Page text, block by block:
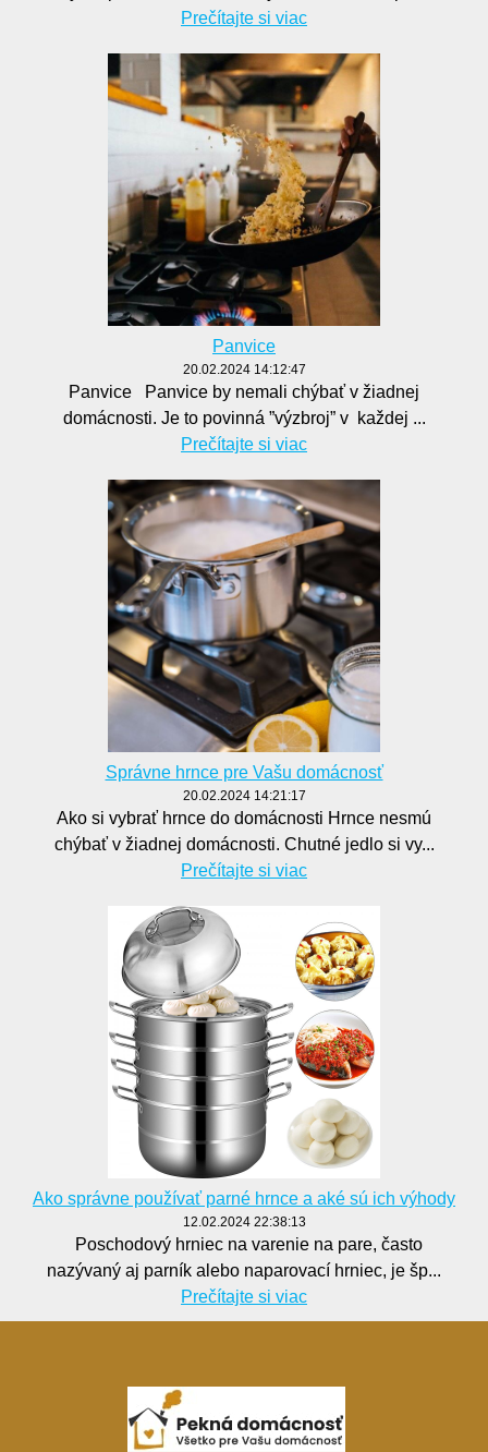
Prečítajte si viac
Panvice
20.02.2024 14:12:47
Panvice Panvice by nemali chýbať v žiadnej
domácnosti. Je to povinná ”výzbroj” v každej ...
Prečítajte si viac
Správne hrnce pre Vašu domácnosť
20.02.2024 14:21:17
Ako si vybrať hrnce do domácnosti Hrnce nesmú
chýbať v žiadnej domácnosti. Chutné jedlo si vy...
Prečítajte si viac
Ako správne používať parné hrnce a aké sú ich výhody
12.02.2024 22:38:13
Poschodový hrniec na varenie na pare, často
nazývaný aj parník alebo naparovací hrniec, je šp...
Prečítajte si viac